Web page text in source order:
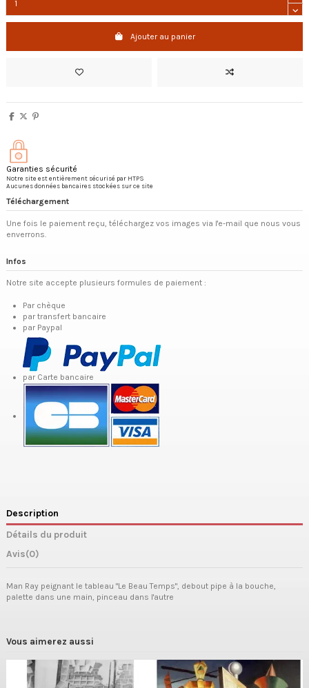
Ajouter au panier
Garanties sécurité
Notre site est entièrement sécurisé par HTPS
Aucunes données bancaires stockées sur ce site
Téléchargement
Une fois le paiement reçu, téléchargez vos images via l'e-mail que nous vous
enverrons.
Infos
Notre site accepte plusieurs formules de paiement :
Par chèque
par transfert bancaire
par Paypal
par Carte bancaire
Description
Détails du produit
Avis(0)
Man Ray peignant le tableau "Le Beau Temps", debout pipe à la bouche,
palette dans une main, pinceau dans l'autre
Vous aimerez aussi